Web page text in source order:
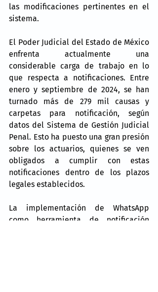
las modificaciones pertinentes en el
sistema.
El Poder Judicial del Estado de México
enfrenta actualmente una
considerable carga de trabajo en lo
que respecta a notificaciones. Entre
enero y septiembre de 2024, se han
turnado más de 279 mil causas y
carpetas para notificación, según
datos del Sistema de Gestión Judicial
Penal. Esto ha puesto una gran presión
sobre los actuarios, quienes se ven
obligados a cumplir con estas
notificaciones dentro de los plazos
legales establecidos.
La implementación de WhatsApp
como herramienta de notificación